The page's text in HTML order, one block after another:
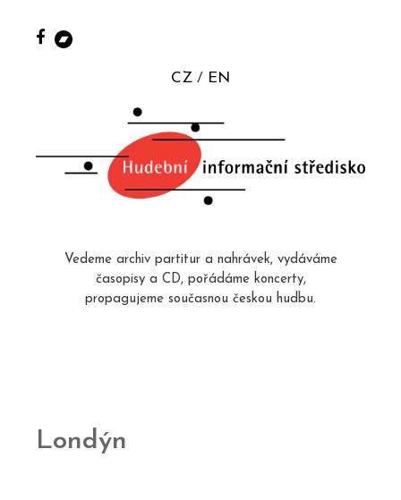
CZ EN
Vedeme archiv partitur a nahrávek, vydáváme
časopisy a CD, pořádáme koncerty,
propagujeme současnou českou hudbu.
Londýn